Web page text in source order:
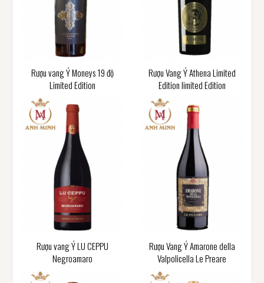
Rượu vang Ý Moneys 19 độ
Limited Edition
Rượu Vang Ý Athena Limited
Edition limited Edition
Rượu vang Ý LU CEPPU
Negroamaro
Rượu Vang Ý Amarone della
Valpolicella Le Preare